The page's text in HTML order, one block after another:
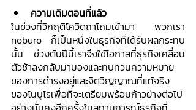
ความเดิมตอนที่แล้ว
ในช่วงที่วิกฤติโควิดถาโถมเข้ามา พวกเรา
noburo ก็เป็นหนึ่งในธุรกิจที่ได้รับผลกระทบ
นั้น ช่วงต้นปีนี้เราจึงใช้โอกาสที่ธุรกิจเคลื่อน
ตัวช้าลงกลับมามองและทบทวนความหมาย
ของการดำรงอยู่และจิตวิญญาณที่แท้จริง
ของโนบูโรเพื่อที่จะเตรียมพร้อมก้าวย่างต่อไป